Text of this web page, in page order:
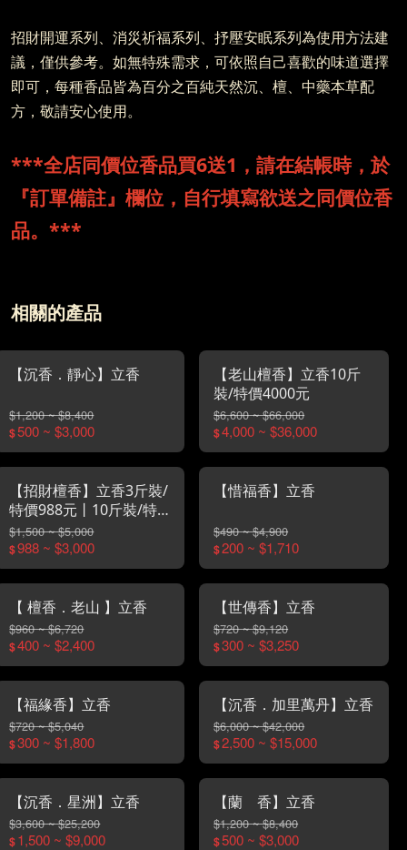
招財開運系列、消災祈福系列、抒壓安眠系列為使用方法建
議，僅供參考。如無特殊需求，可依照自己喜歡的味道選擇
即可，每種香品皆為百分之百純天然沉、檀、中藥本草配
方，敬請安心使用。
***全店同價位香品買6送1，請在結帳時，於
『訂單備註』欄位，自行填寫欲送之同價位香
品。***
相關的產品
【沉香．靜心】立香
$1,200 ~ $8,400
$500 ~ $3,000
【老山檀香】立香10斤
裝/特價4000元
$6,600 ~ $66,000
$4,000 ~ $36,000
【招財檀香】立香3斤裝/
特價988元丨10斤裝/特
價3000元
$1,500 ~ $5,000
$988 ~ $3,000
【惜福香】立香
$490 ~ $4,900
$200 ~ $1,710
【 檀香．老山 】立香
$960 ~ $6,720
$400 ~ $2,400
【世傳香】立香
$720 ~ $9,120
$300 ~ $3,250
【福緣香】立香
$720 ~ $5,040
$300 ~ $1,800
【沉香．加里萬丹】立香
$6,000 ~ $42,000
$2,500 ~ $15,000
【沉香．星洲】立香
$3,600 ~ $25,200
$1,500 ~ $9,000
【蘭 香】立香
$1,200 ~ $8,400
$500 ~ $3,000